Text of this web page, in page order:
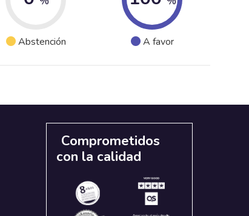
Abstención A favor
Comprometidos
con la calidad